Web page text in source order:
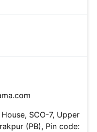
SCO-7, Upper
(PB), Pin code: